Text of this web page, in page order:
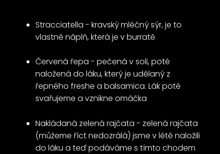
Stracciatella - kravský mléčný sýr, je to
vlastně náplň, která je v burratě
Červená řepa - pečená v soli, poté
naložená do láku, který je udělaný z
řepného freshe a balsamica. Lák poté
svařujeme a vznikne omáčka
Nakládaná zelená rajčata - zelená rajčata
(můžeme říct nedozrálá) jsme v létě naložili
do láku a teď podáváme s tímto chodem